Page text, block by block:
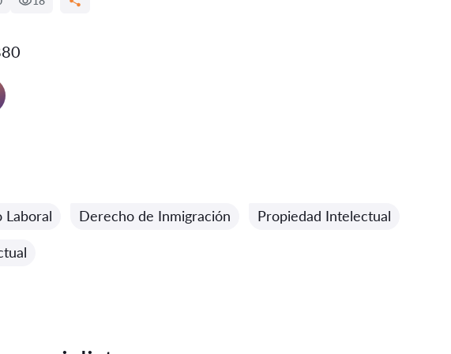
Laboral Derecho de Inmigración Propiedad Intelectual